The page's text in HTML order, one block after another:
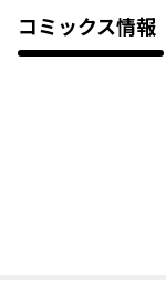
女子高生たちの保健
中！
コミックス情報